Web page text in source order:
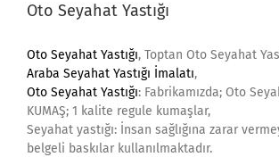
Oto Seyahat Yastığı
Oto Seyahat Yastığı, Toptan Oto Seyahat
Araba Seyahat Yastığı İmalatı,
Oto Seyahat Yastığı: Fabrikamızda; Oto
KUMAŞ; 1 kalite regule kumaşlar,
Seyahat yastığı: İnsan sağlığına zarar
belgeli baskılar kullanılmaktadır.